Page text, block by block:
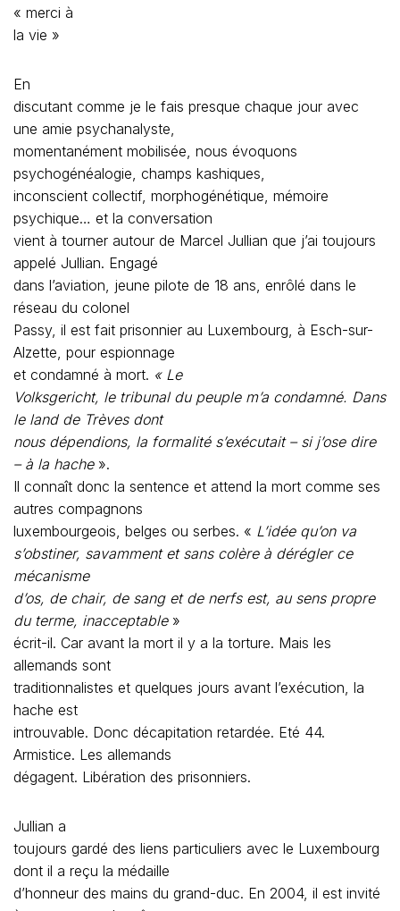
« merci à
la vie »
En
discutant comme je le fais presque chaque jour avec
une amie psychanalyste,
momentanément mobilisée, nous évoquons
psychogénéalogie, champs kashiques,
inconscient collectif, morphogénétique, mémoire
psychique… et la conversation
vient à tourner autour de Marcel Jullian que j’ai toujours
appelé Jullian. Engagé
dans l’aviation, jeune pilote de 18 ans, enrôlé dans le
réseau du colonel
Passy, il est fait prisonnier au Luxembourg, à Esch-sur-
Alzette, pour espionnage
et condamné à mort. « Le
Volksgericht, le tribunal du peuple m’a condamné. Dans
le land de Trèves dont
nous dépendions, la formalité s’exécutait – si j’ose dire
– à la hache».
Il connaît donc la sentence et attend la mort comme ses
autres compagnons
luxembourgeois, belges ou serbes. « L’idée qu’on va
s’obstiner, savamment et sans colère à dérégler ce
mécanisme
d’os, de chair, de sang et de nerfs est, au sens propre
du terme, inacceptable»
écrit-il. Car avant la mort il y a la torture. Mais les
allemands sont
traditionnalistes et quelques jours avant l’exécution, la
hache est
introuvable. Donc décapitation retardée. Eté 44.
Armistice. Les allemands
dégagent. Libération des prisonniers.
Jullian a
toujours gardé des liens particuliers avec le Luxembourg
dont il a reçu la médaille
d’honneur des mains du grand-duc. En 2004, il est invité